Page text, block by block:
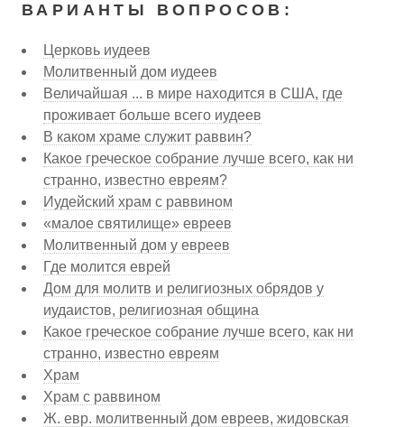
ВАРИАНТЫ ВОПРОСОВ:
Церковь иудеев
Молитвенный дом иудеев
Величайшая ... в мире находится в США, где
проживает больше всего иудеев
В каком храме служит раввин?
Какое греческое собрание лучше всего, как ни
странно, известно евреям?
Иудейский храм с раввином
«малое святилище» евреев
Молитвенный дом у евреев
Где молится еврей
Дом для молитв и религиозных обрядов у
иудаистов, религиозная община
Какое греческое собрание лучше всего, как ни
странно, известно евреям
Храм
Храм с раввином
Ж. евр. молитвенный дом евреев, жидовская